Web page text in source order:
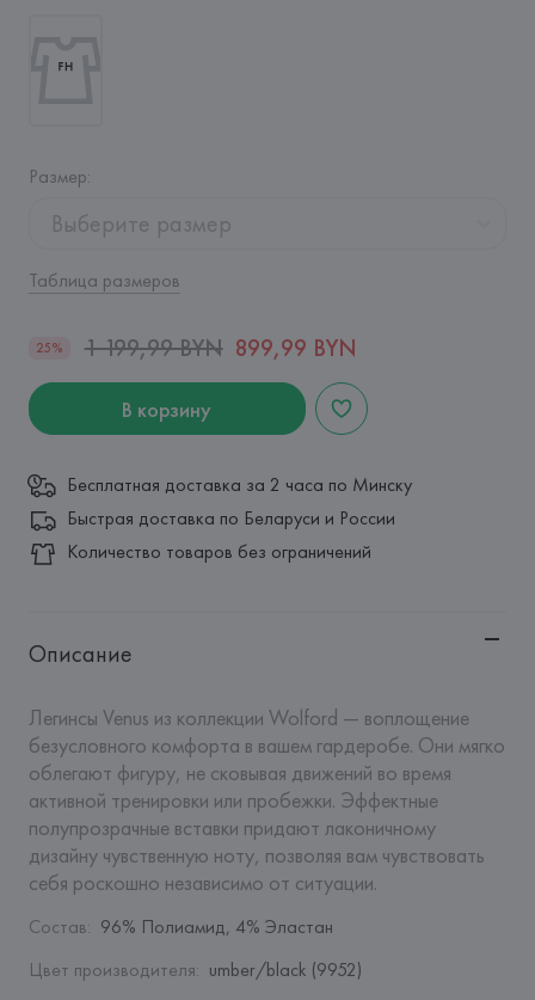
Размер:
Выберите размер
Таблица размеров
25% 1 199,99 BYN 899,99 BYN
В корзину
Бесплатная доставка за 2 часа по Минску
Быстрая доставка по Беларуси и России
Количество товаров без ограничений
Описание
Легинсы Venus из коллекции Wolford — воплощение
безусловного комфорта в вашем гардеробе. Они мягко
облегают фигуру, не сковывая движений во время
активной тренировки или пробежки. Эффектные
полупрозрачные вставки придают лаконичному
дизайну чувственную ноту, позволяя вам чувствовать
себя роскошно независимо от ситуации.
Состав: 96% Полиамид, 4% Эластан
Цвет производителя: umber/black (9952)